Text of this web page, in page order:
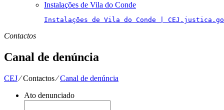
Instalações de Vila do Conde
Instalações de Vila do Conde |
Contactos
Canal de denúncia
CEJ⁄Contactos⁄Canal de denúncia
Ato denunciado